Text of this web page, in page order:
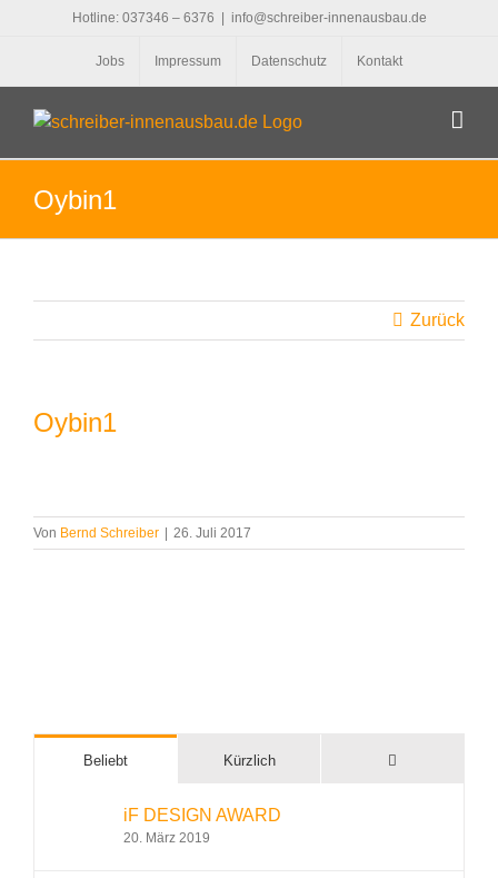
Hotline: 037346 – 6376 info@schreiber-innenausbau.de
Jobs Impressum Datenschutz Kontakt
Oybin1
Zurück
Oybin1
Von Bernd Schreiber | 26. Juli 2017
Beliebt Kürzlich
iF DESIGN AWARD
20. März 2019